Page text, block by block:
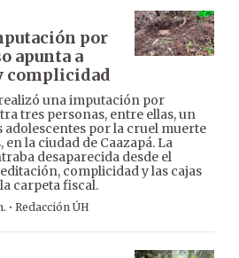
por
apunta a
complicidad
una imputación por
tres personas, entre ellas, un
adolescentes por la cruel muerte
en la ciudad de Caazapá. La
desaparecida desde el
complicidad y las cajas
carpeta fiscal.
· Redacción ÚH